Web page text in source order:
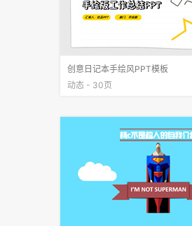
创意日记本手绘风PPT模板
动态 - 30页